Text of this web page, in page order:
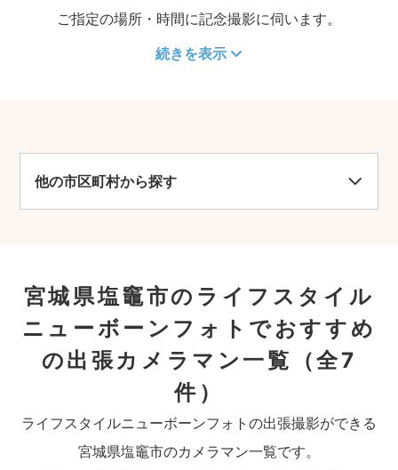
ご指定の場所・時間に記念撮影に伺います。
続きを表示
他の市区町村から探す
宮城県塩竈市のライフスタイル
ニューボーンフォトでおすすめ
の出張カメラマン一覧
（全7
件）
ライフスタイルニューボーンフォトの出張撮影ができる
宮城県塩竈市のカメラマン一覧です。